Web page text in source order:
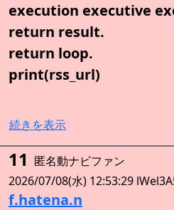
execution executive
return result.
return loop.
print(rss_url)
続きを表示
11 匿名動ナビファン
2026/07/08(水) 12:53:29
f.hatena.n